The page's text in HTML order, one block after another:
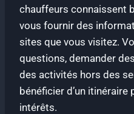
chauffeurs connaissent
vous fournir des
sites que vous visitez.
questions, demander
des activités hors des
bénéficier d’un
intérêts.